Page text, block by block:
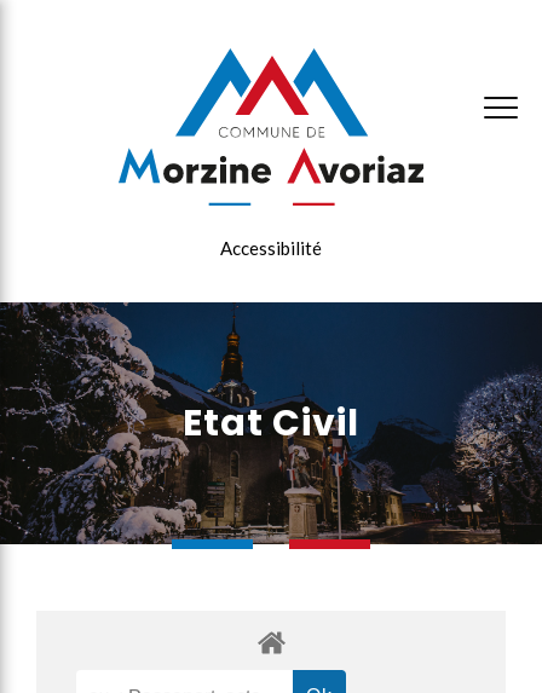
Accessibilité
Etat Civil